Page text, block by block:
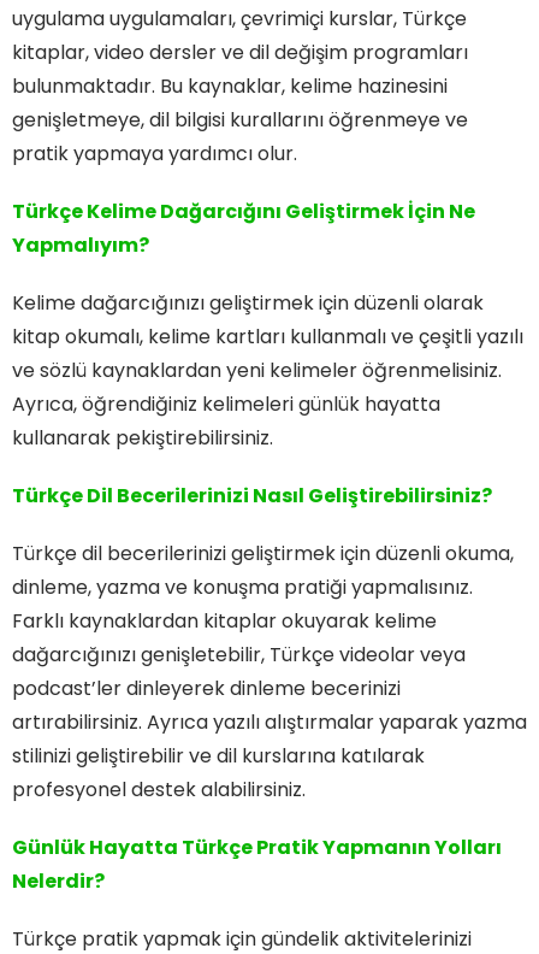
uygulama uygulamaları, çevrimiçi kurslar, Türkçe
kitaplar, video dersler ve dil değişim programları
bulunmaktadır. Bu kaynaklar, kelime hazinesini
genişletmeye, dil bilgisi kurallarını öğrenmeye ve
pratik yapmaya yardımcı olur.
Türkçe Kelime Dağarcığını Geliştirmek İçin Ne
Yapmalıyım?
Kelime dağarcığınızı geliştirmek için düzenli olarak
kitap okumalı, kelime kartları kullanmalı ve çeşitli yazılı
ve sözlü kaynaklardan yeni kelimeler öğrenmelisiniz.
Ayrıca, öğrendiğiniz kelimeleri günlük hayatta
kullanarak pekiştirebilirsiniz.
Türkçe Dil Becerilerinizi Nasıl Geliştirebilirsiniz?
Türkçe dil becerilerinizi geliştirmek için düzenli okuma,
dinleme, yazma ve konuşma pratiği yapmalısınız.
Farklı kaynaklardan kitaplar okuyarak kelime
dağarcığınızı genişletebilir, Türkçe videolar veya
podcast’ler dinleyerek dinleme becerinizi
artırabilirsiniz. Ayrıca yazılı alıştırmalar yaparak yazma
stilinizi geliştirebilir ve dil kurslarına katılarak
profesyonel destek alabilirsiniz.
Günlük Hayatta Türkçe Pratik Yapmanın Yolları
Nelerdir?
Türkçe pratik yapmak için gündelik aktivitelerinizi